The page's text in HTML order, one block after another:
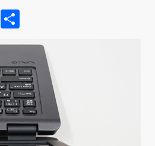
Line
有